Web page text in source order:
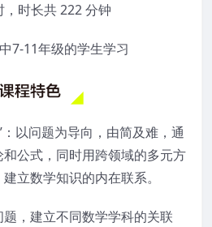
时长共 222 分钟
7-11年级的学生学习
以问题为导向，由简及难，通
公式，同时用跨领域的多元方
立数学知识的内在联系。
，建立不同数学学科的关联